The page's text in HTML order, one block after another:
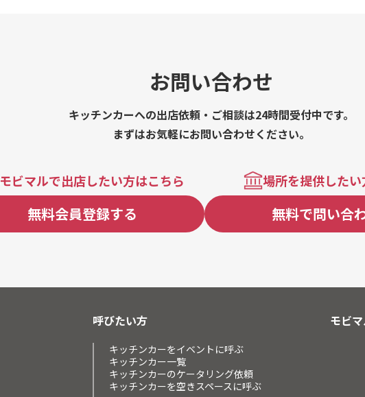
お問い合わせ
キッチンカーへの出店依頼・ご相談は24時間受付中です。
まずはお気軽にお問い合わせください。
モビマルで出店したい方はこちら
無料会員登録する
場所を提供した
無料で問い合
呼びたい方
キッチンカーをイベントに呼ぶ
キッチンカー一覧
キッチンカーのケータリング依頼
キッチンカーを空きスペースに呼ぶ
モビ